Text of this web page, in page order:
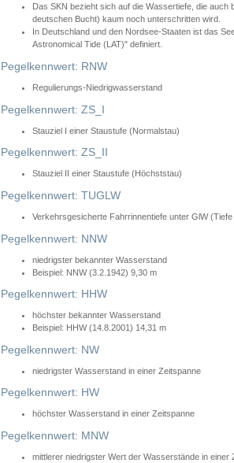
Das SKN bezieht sich auf die Wassertiefe, die
deutschen Bucht) kaum noch unterschritten wird.
In Deutschland und den Nordsee-Staaten ist das
Astronomical Tide (LAT)" definiert.
Pegelkennwert: RNW
Regulierungs-Niedrigwasserstand
Pegelkennwert: ZS_I
Stauziel I einer Staustufe (Normalstau)
Pegelkennwert: ZS_II
Stauziel II einer Staustufe (Höchststau)
Pegelkennwert: TUGLW
Verkehrsgesicherte Fahrrinnentiefe unter GlW
Pegelkennwert: NNW
niedrigster bekannter Wasserstand
Beispiel: NNW (3.2.1942) 9,30 m
Pegelkennwert: HHW
höchster bekannter Wasserstand
Beispiel: HHW (14.8.2001) 14,31 m
Pegelkennwert: NW
niedrigster Wasserstand in einer Zeitspanne
Pegelkennwert: HW
höchster Wasserstand in einer Zeitspanne
Pegelkennwert: MNW
mittlerer niedrigster Wert der Wasserstände in einer